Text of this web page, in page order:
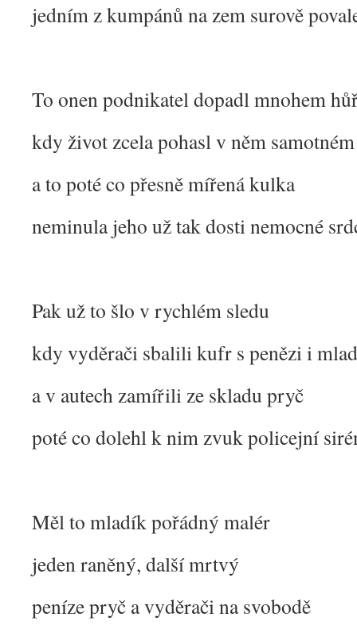
jedním z kumpánů na zem surově
To onen podnikatel dopadl mnohem
kdy život zcela pohasl v něm samotném
a to poté co přesně mířená kulka
neminula jeho už tak dosti nemocné
Pak už to šlo v rychlém sledu
kdy vyděrači sbalili kufr s penězi i
a v autech zamířili ze skladu pryč
poté co dolehl k nim zvuk policejní
Měl to mladík pořádný malér
jeden raněný, další mrtvý
peníze pryč a vyděrači na svobodě